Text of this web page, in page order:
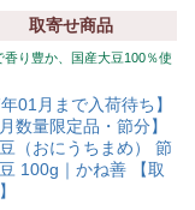
取寄せ商品
香り豊か、国産大豆100％使
年01月まで入荷待ち】
月数量限定品・節分】
（おにうちまめ） 節
100g｜かね善 【取